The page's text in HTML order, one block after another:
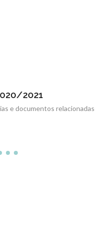
1º semestre
o link para o
semestre